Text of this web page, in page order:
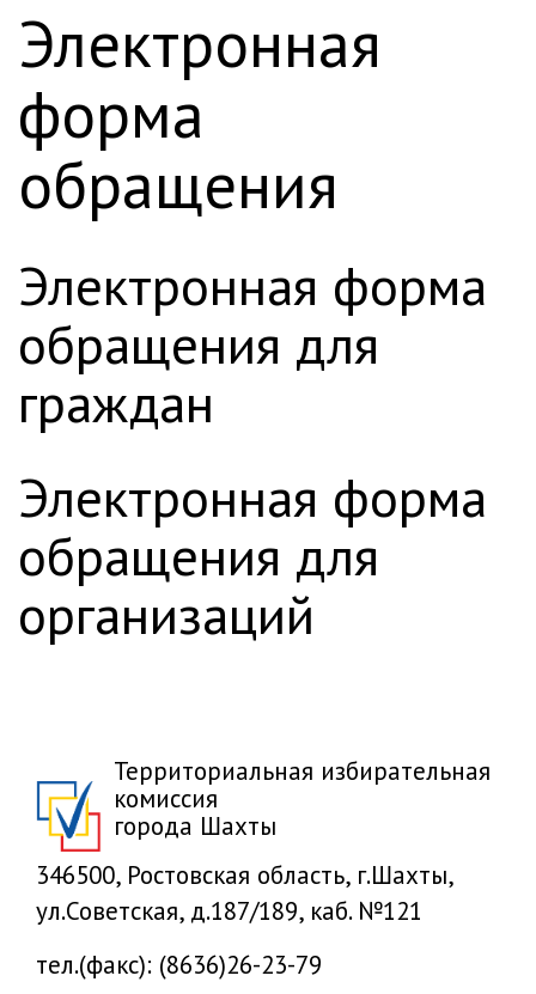
Электронная
форма
обращения
электронная форма
обращения для
граждан
электронная форма
обращения для
организаций
Территориальная избирательная
комиссия
города Шахты
346500, Ростовская область, г.Шахты,
ул.Советская, д.187/189, каб. №121
тел.(факс): (8636)26-23-79